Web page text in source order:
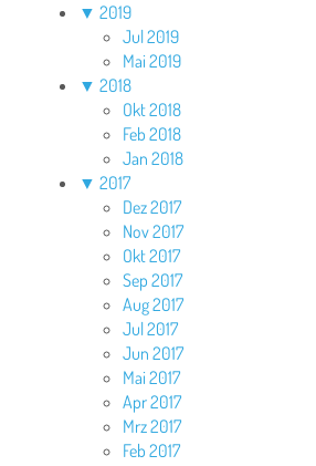
▼ 2019
Jul 2019
Mai 2019
▼ 2018
Okt 2018
Feb 2018
Jan 2018
▼ 2017
Dez 2017
Nov 2017
Okt 2017
Sep 2017
Aug 2017
Jul 2017
Jun 2017
Mai 2017
Apr 2017
Mrz 2017
Feb 2017